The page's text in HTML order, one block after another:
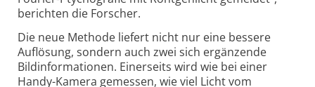
berichten die Forscher.
Die neue Methode liefert nicht nur eine bessere
Auflösung, sondern auch zwei sich ergänzende
Bildinformationen. Einerseits wird wie bei einer
Handy-Kamera gemessen, wie viel Licht vom